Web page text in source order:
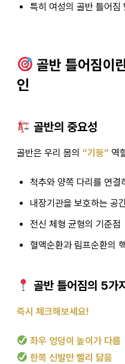
특히 여성의 골반 틀어짐
골반 틀어짐이
인
골반의 중요성
골반은 우리 몸의 “기둥” 역
척추와 양쪽 다리를 연결
내장기관을 보호하는 공
전신 체형 균형의 기준점
혈액순환과 림프순환의
골반 틀어짐의 5가
즉시 체크해보세요!
좌우 엉덩이 높이가 다름
한쪽 신발만 빨리 닳음